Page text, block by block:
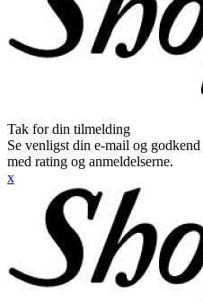
Tak for din tilmelding
Se venligst din e-mail og
med rating og anmeldelserne.
x